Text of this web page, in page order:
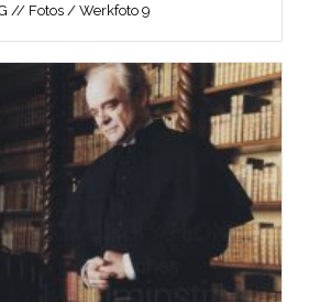
// Fotos / Werkfoto 9